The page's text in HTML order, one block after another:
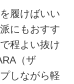
履けばいい
にもおすす
程よい抜け
（ザ
しながら軽